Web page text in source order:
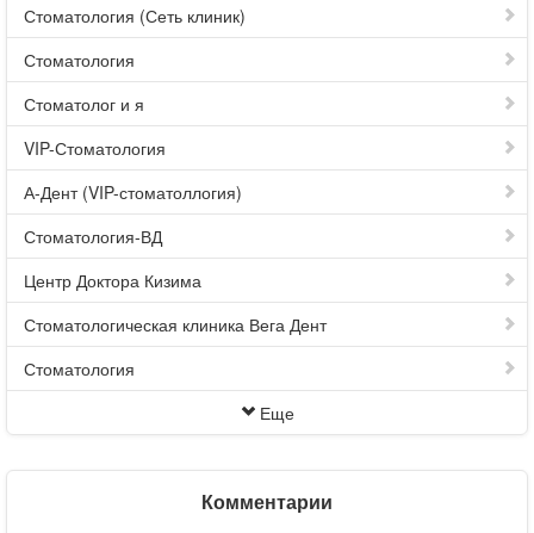
Стоматология (Сеть клиник)
Стоматология
Стоматолог и я
VIP-Стоматология
А-Дент (VIP-стоматоллогия)
Стоматология-ВД
Центр Доктора Кизима
Стоматологическая клиника Вега Дент
Стоматология
Еще
Комментарии